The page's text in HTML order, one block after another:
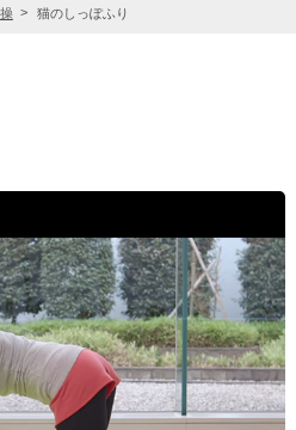
猫のしっぽふり